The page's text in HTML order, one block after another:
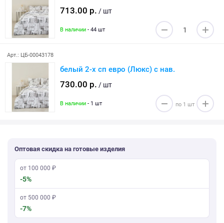
713.00 р. / шт
В наличии - 44 шт
Арт.: ЦБ-00043178
белый 2-х сп евро (Люкс) с нав.
730.00 р. / шт
В наличии - 1 шт
Оптовая скидка на готовые изделия
от 100 000 ₽
-5%
от 500 000 ₽
-7%